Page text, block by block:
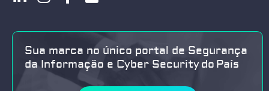
Sua marca no único portal de Segurança
da Informação e Cyber Security do País